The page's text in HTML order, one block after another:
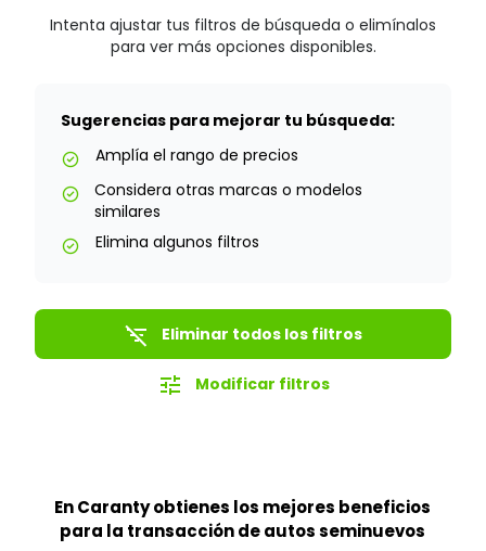
Intenta ajustar tus filtros de búsqueda o elimínalos
para ver más opciones disponibles.
Sugerencias para mejorar tu búsqueda:
check_circle Amplía el rango de precios
check_circle
Considera otras marcas o modelos
similares
check_circle Elimina algunos filtros
filter_list_off Eliminar todos los filtros
tune Modificar filtros
En Caranty obtienes los mejores beneficios
para la transacción de autos seminuevos